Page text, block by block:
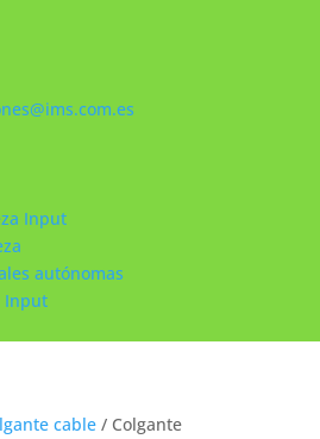
Input
autónomas
Input
cable/ Colgante